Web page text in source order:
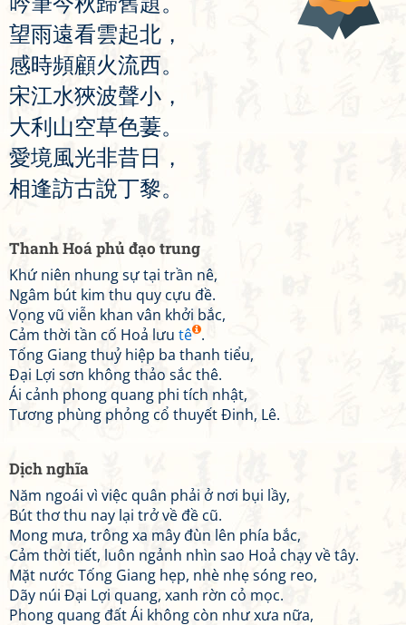
望雨遠看雲起北 ，
感時頻顧火流西。
宋江水狹波聲小 ，
大利 山空草色萋。
愛境風光非昔 日 ，
相逢訪古說丁黎。
Thanh Hoá phủ đạo trung
Khứ niên nhung sự tại trần nê,
Ngâm bút kim thu quy cựu đề.
Vọng vũ viễn khan vân khởi bắc,
Cảm thời tần cố Hoả lưu tê .
Tống Giang thuỷ hiệp ba thanh tiểu,
Đại Lợi sơn không thảo sắc thê.
Ái cảnh phong quang phi tích nhật,
Tương phùng phỏng cổ thuyết Đinh, Lê.
Dịch nghĩa
Năm ngoái vì việc quân phải ở nơi bụi lầy,
Bút thơ thu nay lại trở về đề cũ.
Mong mưa, trông xa mây đùn lên phía bắc,
Cảm thời tiết, luôn ngảnh nhìn sao Hoả chạy về tây.
Mặt nước Tống Giang hẹp, nhè nhẹ sóng reo,
Dãy núi Đại Lợi quang, xanh rờn cỏ mọc.
Phong quang đất Ái không còn như xưa nữa,